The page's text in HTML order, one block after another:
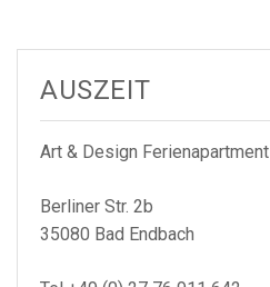
AUSZEIT
Art & Design Ferienapartment
Berliner Str. 2b
35080 Bad Endbach